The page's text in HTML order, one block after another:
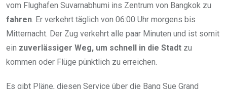
vom Flughafen Suvarnabhumi ins Zentrum von Bangkok zu
fahren. Er verkehrt täglich von 06:00 Uhr morgens bis
Mitternacht. Der Zug verkehrt alle paar Minuten und ist somit
ein zuverlässiger Weg, um schnell in die Stadt zu
kommen oder Flüge pünktlich zu erreichen.
Es gibt Pläne, diesen Service über die Bang Sue Grand